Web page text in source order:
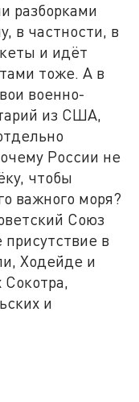
разборками
в частности, в
и идёт
тоже. А в
военно-
из США,
России не
чтобы
важного моря?
Союз
в
Ходейде и
и